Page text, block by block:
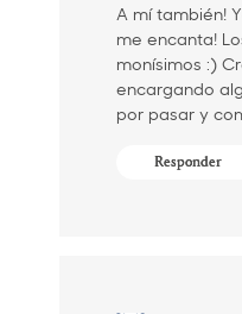
A mí también!
me encanta!
monísimos :)
encargando
por pasar y
Responder